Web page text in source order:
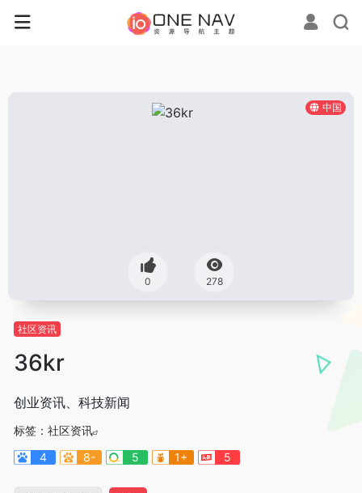
中国
0 278
社区资讯
36kr
创业资讯、科技新闻
标签： 社区资讯
4
8- 5 1+ 5